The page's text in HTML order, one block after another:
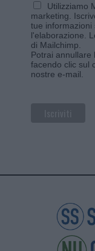
Utilizziamo
marketing.
tue informazioni
l'elaborazione.
di Mailchimp
Potrai annullare
facendo clic sul
nostre e-mail.